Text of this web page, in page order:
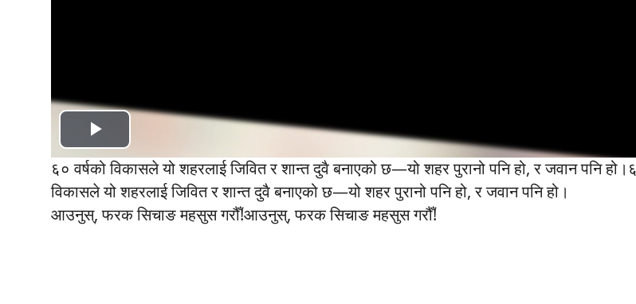
Play
Video
६० वर्षको विकासले यो शहरलाई जिवित र शान्त दुवै बनाएको छ—यो शहर पुरानो पनि हो, र जवान पनि
विकासले यो शहरलाई जिवित र शान्त दुवै बनाएको छ—यो शहर पुरानो पनि हो, र जवान पनि हो।
आउनुस्, फरक सिचाङ महसुस गरौँ!आउनुस्, फरक सिचाङ महसुस गरौँ!